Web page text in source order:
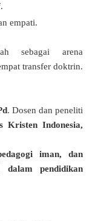
empati.
sebagai arena
transfer doktrin.
. Dosen dan peneliti
Kristen Indonesia,
iman, dan
pendidikan